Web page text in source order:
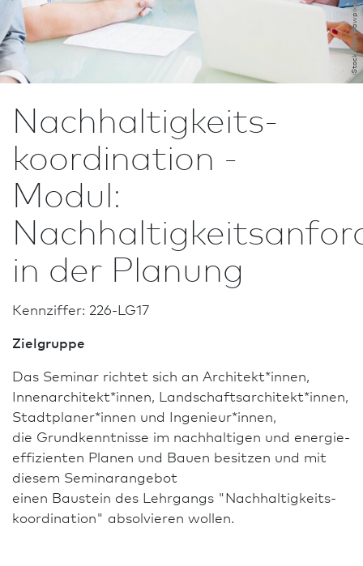
iStock.com/Rawpixel
Nachhaltigkeits­
koordination -
Modul:
in der Planung
Kennziffer: 226-LG17
Zielgruppe
Das Seminar richtet sich an Architekt*innen,
Innen­architekt*innen, Landschafts­architekt*innen,
Stadt­planer*innen und Ingenieur*innen,
die Grundkenntnisse im nach­haltigen und energie­
effi­zienten Planen und Bauen besitzen und mit
diesem Seminar­angebot
einen Bau­stein des Lehrgangs "Nachhaltigkeits­
koordination" absolvieren wollen.